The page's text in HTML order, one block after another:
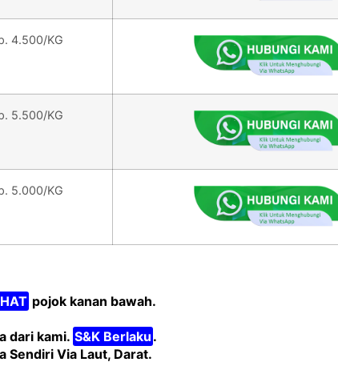
4.500/KG
5.500/KG
5.000/KG
pojok kanan bawah.
dari kami. S&K Berlaku .
Sendiri Via Laut, Darat.